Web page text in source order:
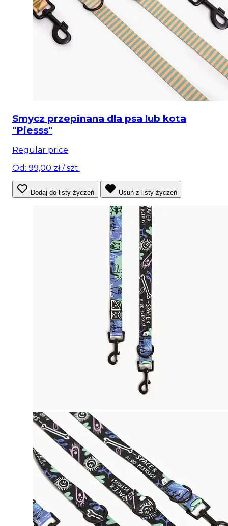
Smycz przepinana dla psa lub kota
"Piesss"
Regular price
Od: 99,00 zł/ szt.
Dodaj do listy życzeń Usuń z listy życzeń